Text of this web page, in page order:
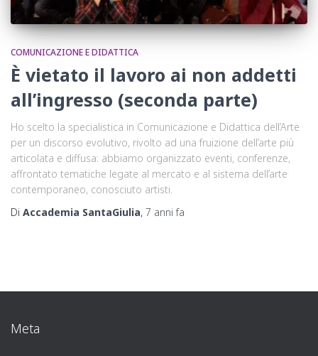
COMUNICAZIONE E DIDATTICA
È vietato il lavoro ai non addetti
all’ingresso (seconda parte)
Ho scelto la specialistica in Comunicazione e Didattica dell’Arte
per un discorso evolutivo, rivolto ad una fruizione dell’arte più
articolata e diffusa: abbiamo organizzato eventi, conferenze,
affrontato tematiche legate al mercato e al sistema dell’arte
contemporaneo, conosciuto artisti.
Di Accademia SantaGiulia, 7 anni fa
Meta